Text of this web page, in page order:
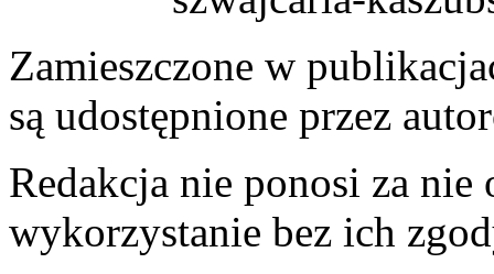
Zamieszczone w
są udostępnione przez
Redakcja nie ponosi za
wykorzystanie bez ich